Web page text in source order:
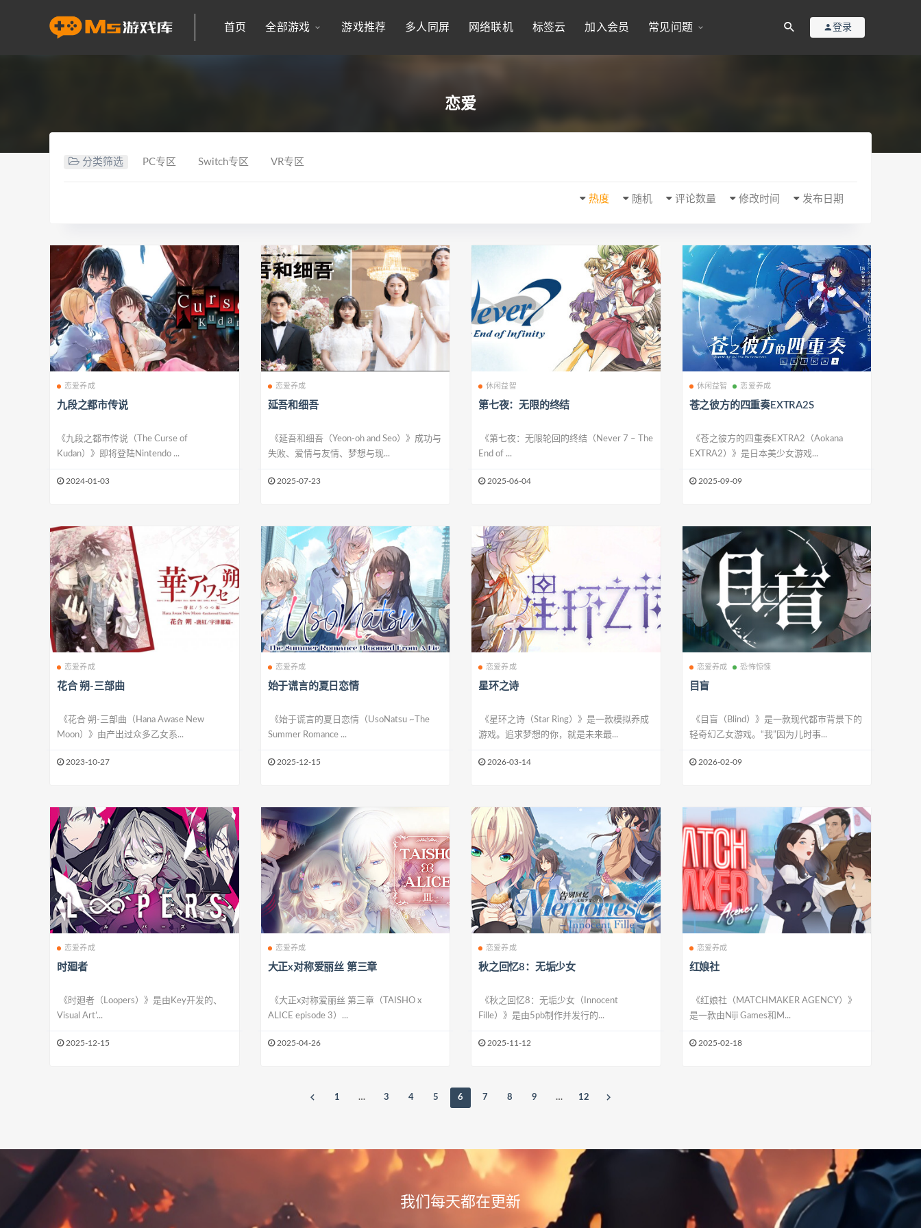
首页 全部游戏 游戏推荐 多人同屏 网络联机 标签云 加入会员 常见问题 登录
恋爱
分类筛选 PC专区 Switch专区 VR专区
发布日期
修改时间
评论数量
随机
热度
恋爱养成
九段之都市传说
《九段之都市传说（The Curse of
Kudan）》即将登陆Nintendo ...
2024-01-03
恋爱养成
延吾和细吾
《延吾和细吾（Yeon-oh and Seo）》成功与
失败、爱情与友情、梦想与现...
2025-07-23
休闲益智
第七夜：无限的终结
《第七夜：无限轮回的终结（Never 7 – The
End of ...
2025-06-04
休闲益智 恋爱养成
苍之彼方的四重奏EXTRA2S
《苍之彼方的四重奏EXTRA2（Aokana
EXTRA2）》是日本美少女游戏...
2025-09-09
恋爱养成
花合 朔-三部曲
《花合 朔-三部曲（Hana Awase New
Moon）》由产出过众多乙女系...
2023-10-27
恋爱养成
始于谎言的夏日恋情
《始于谎言的夏日恋情（UsoNatsu ~The
Summer Romance ...
2025-12-15
恋爱养成
星环之诗
《星环之诗（Star Ring）》是一款模拟养成
游戏。追求梦想的你，就是未来最...
2026-03-14
恋爱养成 恐怖惊悚
目盲
《目盲（Blind）》是一款现代都市背景下的
轻奇幻乙女游戏。“我”因为儿时事...
2026-02-09
恋爱养成
时廻者
《时廻者（Loopers）》是由Key开发的、
Visual Art’...
2025-12-15
恋爱养成
大正x对称爱丽丝 第三章
《大正x对称爱丽丝 第三章（TAISHO x
ALICE episode 3）...
2025-04-26
恋爱养成
秋之回忆8：无垢少女
《秋之回忆8：无垢少女（Innocent
Fille）》是由5pb制作并发行的...
2025-11-12
恋爱养成
红娘社
《红娘社（MATCHMAKER AGENCY）》
是一款由Niji Games和M...
2025-02-18
1 … 3 4 5 6 7 8 9 … 12
我们每天都在更新